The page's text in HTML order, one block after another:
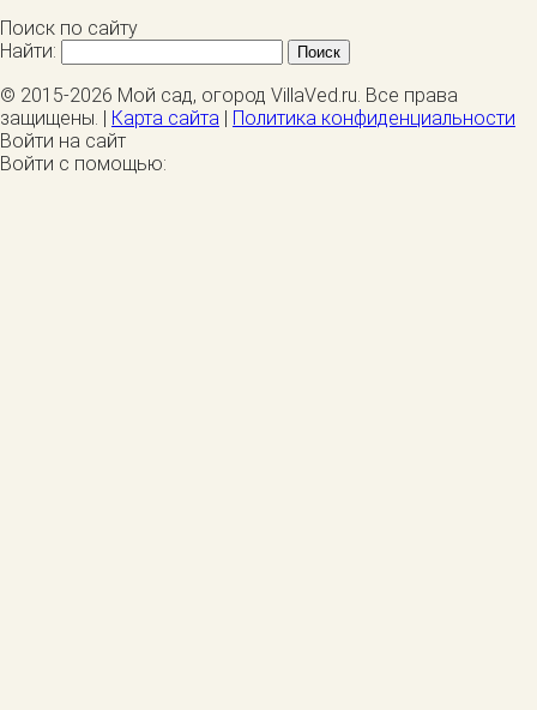
Поиск по сайту
Найти:
© 2015-2026 Мой сад, огород VillaVed.ru. Все права
защищены. |
Карта сайта
Политика конфиденциальности
Войти на сайт
Войти с помощью: